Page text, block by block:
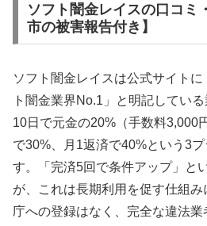
ソフト闇金レイスの口コミ
市の被害報告付き】
ソフト闇金レイスは公式サイト
ト闇金業界No.1」と明記してい
10日で元金の20%（手数料3,000
で30%、月1返済で40%という3
す。「完済5回で条件アップ」と
が、これは長期利用を促す仕組
庁への登録はなく、完全な違法業